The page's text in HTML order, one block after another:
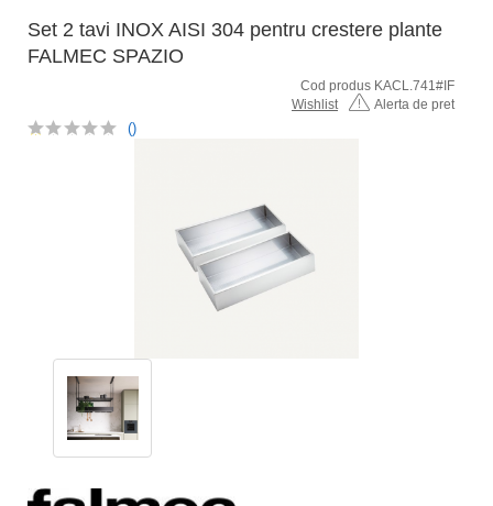
Set 2 tavi INOX AISI 304 pentru crestere plante
FALMEC SPAZIO
Cod produs KACL.741#IF
Wishlist
Alerta de pret
()